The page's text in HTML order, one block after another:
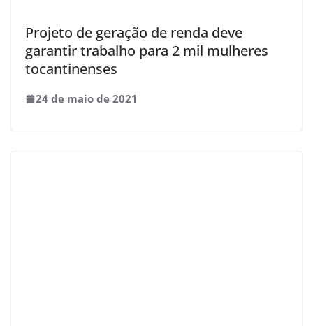
Projeto de geração de renda deve
garantir trabalho para 2 mil mulheres
tocantinenses
24 de maio de 2021